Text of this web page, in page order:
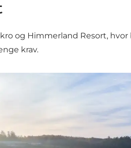
og Himmerland Resort, hvor
krav.